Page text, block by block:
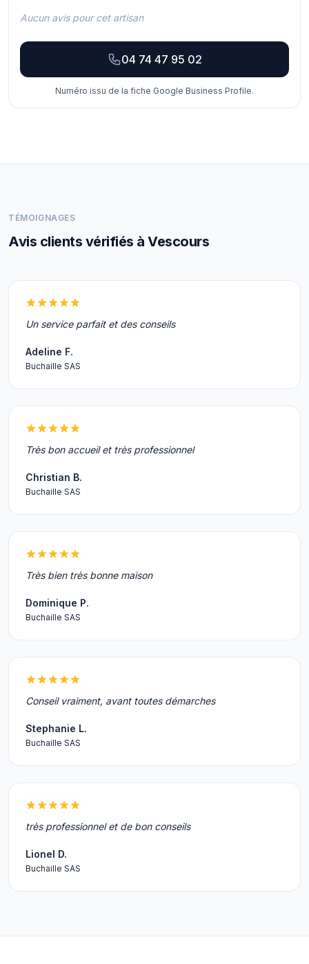
Aucun avis pour cet artisan
04 74 47 95 02
Numéro issu de la fiche Google Business Profile.
TÉMOIGNAGES
Avis clients vérifiés à Vescours
Un service parfait et des conseils
Adeline F.
Buchaille SAS
Très bon accueil et très professionnel
Christian B.
Buchaille SAS
Très bien très bonne maison
Dominique P.
Buchaille SAS
Conseil vraiment, avant toutes démarches
Stephanie L.
Buchaille SAS
très professionnel et de bon conseils
Lionel D.
Buchaille SAS